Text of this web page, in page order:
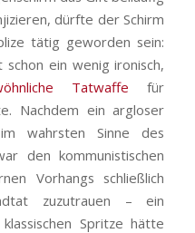
dürfte der Schirm
tätig geworden sein:
ein wenig ironisch,
Tatwaffe für
Nachdem ein argloser
wahrsten Sinne des
den kommunistischen
Vorhangs schließlich
zuzutrauen – ein
Spritze hätte